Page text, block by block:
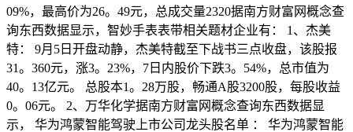
09%，最高价为26。49元，总成交量2320据南方财富网概念查
询东西数据显示，智妙手表表带相关题材企业有： 1、杰美
特： 9月5日开盘动静，杰美特截至下战书三点收盘，该股报
31。360元，涨3。23%，7日内股价下跌3。54%，总市值为
40。13亿元。 总股本1。28万股，畅通A股3200股，每股收益
0。06元。 2、万华化学据南方财富网概念查询东西数据显
示， 华为鸿蒙智能驾驶上市公司龙头股名单 ： 华为鸿蒙智能